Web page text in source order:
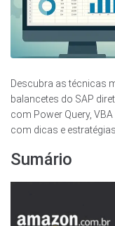
Descubra as técnicas
balancetes do SAP
com Power Query,
com dicas e
Sumário